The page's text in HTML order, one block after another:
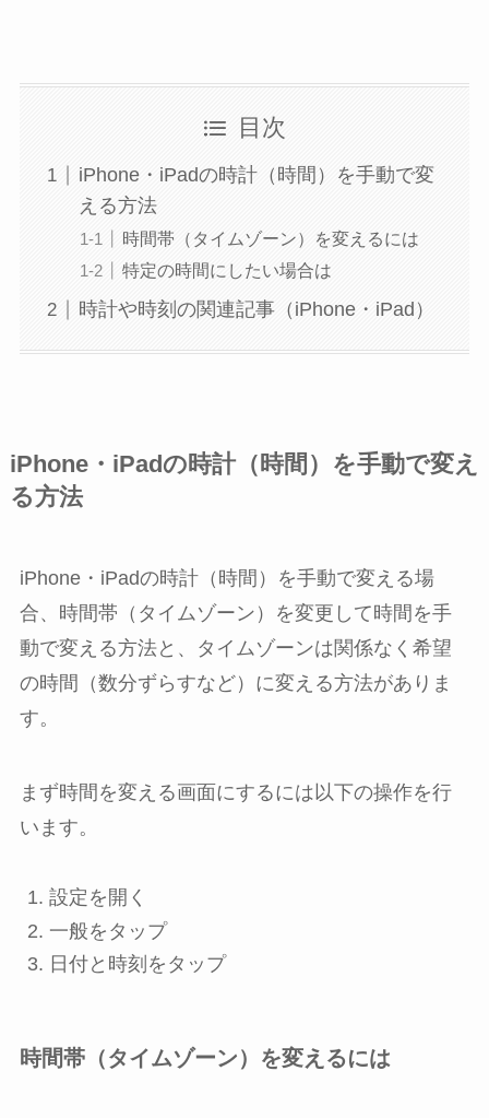
目次
iPhone・iPadの時計（時間）を手動で変
える方法
時間帯（タイムゾーン）を変えるには
特定の時間にしたい場合は
時計や時刻の関連記事（iPhone・iPad）
iPhone・iPadの時計（時間）を手動で変え
る方法
iPhone・iPadの時計（時間）を手動で変える場
合、時間帯（タイムゾーン）を変更して時間を手
動で変える方法と、タイムゾーンは関係なく希望
の時間（数分ずらすなど）に変える方法がありま
す。
まず時間を変える画面にするには以下の操作を行
います。
設定 を開く
一般をタップ
日付と時刻 をタップ
時間帯（タイムゾーン）を変えるには